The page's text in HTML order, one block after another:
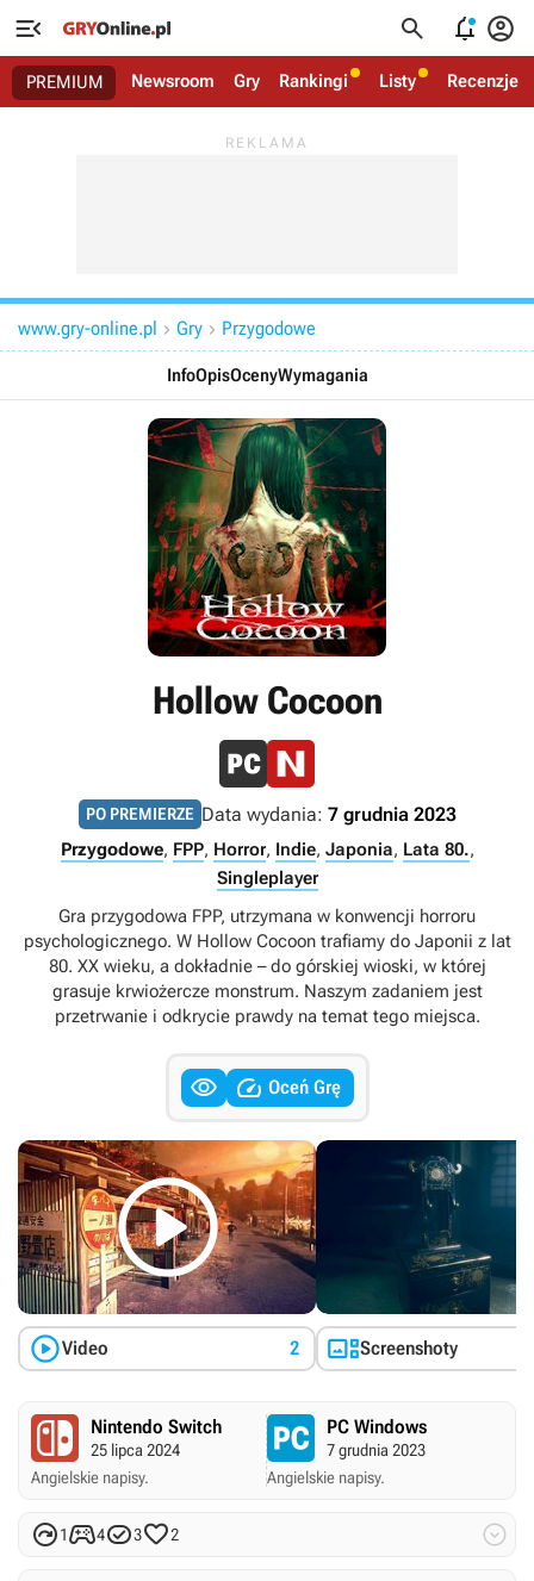
   
PREMIUM Newsroom Gry Rankingi Listy Recenzje
www.gry-online.pl  Gry  Przygodowe
InfoOpisOcenyWymagania
Hollow Cocoon
PO PREMIERZE Data wydania: 7 grudnia 2023
Przygodowe, FPP, Horror, Indie, Japonia, Lata 80.,
Singleplayer
Gra przygodowa FPP, utrzymana w konwencji horroru
psychologicznego. W Hollow Cocoon trafiamy do Japonii z lat
80. XX wieku, a dokładnie – do górskiej wioski, w której
grasuje krwiożercze monstrum. Naszym zadaniem jest
przetrwanie i odkrycie prawdy na temat tego miejsca.
  Oceń Grę

Video 2 Screenshoty
Nintendo Switch
25 lipca 2024
Angielskie napisy.
PC Windows
7 grudnia 2023
Angielskie napisy.
1432 